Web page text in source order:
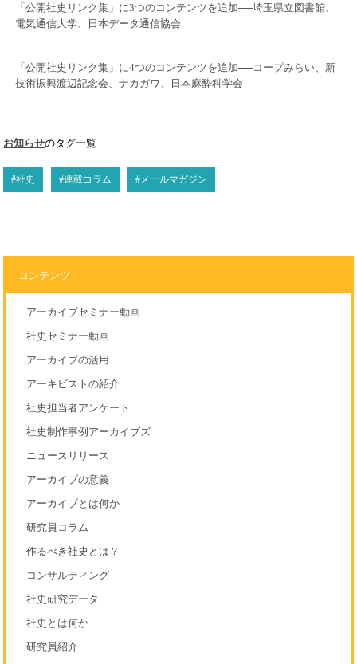
「公開社史リンク集」に3つのコンテンツを追加──埼玉県立図書館、
電気通信大学、日本データ通信協会
「公開社史リンク集」に4つのコンテンツを追加──コープみらい、新
技術振興渡辺記念会、ナカガワ、日本麻酔科学会
お知らせのタグ一覧
#社史 #連載コラム #メールマガジン
コンテンツ
アーカイブセミナー動画
社史セミナー動画
アーカイブの活用
アーキビストの紹介
社史担当者アンケート
社史制作事例アーカイブズ
ニュースリリース
アーカイブの意義
アーカイブとは何か
研究員コラム
作るべき社史とは？
コンサルティング
社史研究データ
社史とは何か
研究員紹介